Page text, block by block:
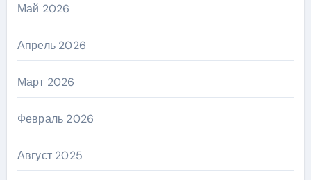
Май 2026
Апрель 2026
Март 2026
Февраль 2026
Август 2025